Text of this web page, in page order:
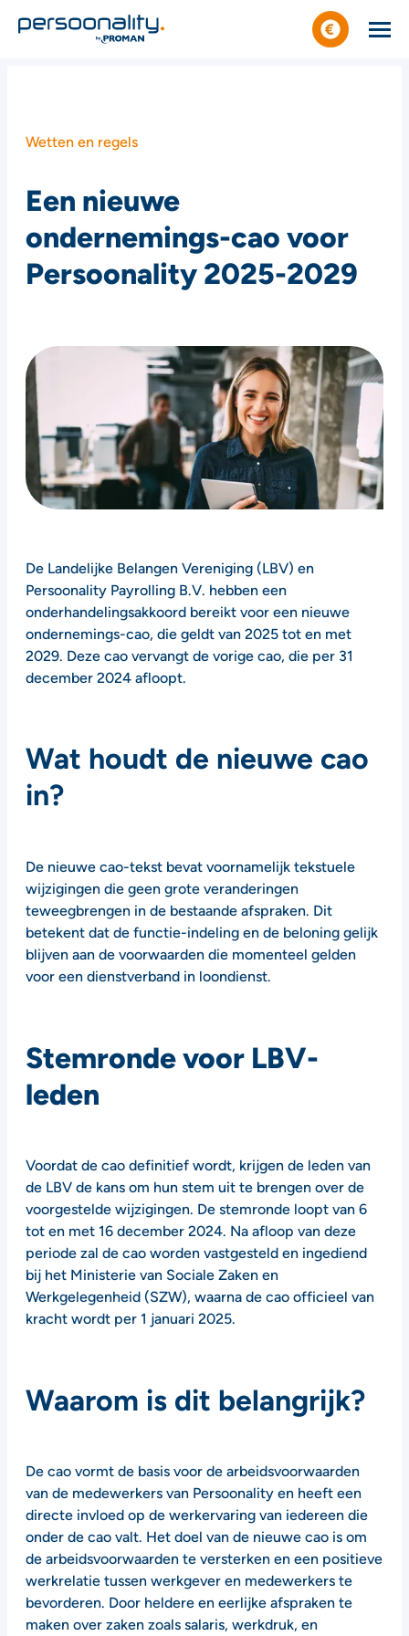
Wetten en regels
Een nieuwe
ondernemings-cao voor
Persoonality 2025-2029
De Landelijke Belangen Vereniging (LBV) en
Persoonality Payrolling B.V. hebben een
onderhandelingsakkoord bereikt voor een nieuwe
ondernemings-cao, die geldt van 2025 tot en met
2029. Deze cao vervangt de vorige cao, die per 31
december 2024 afloopt.
Wat houdt de nieuwe cao
in?
De nieuwe cao-tekst bevat voornamelijk tekstuele
wijzigingen die geen grote veranderingen
teweegbrengen in de bestaande afspraken. Dit
betekent dat de functie-indeling en de beloning gelijk
blijven aan de voorwaarden die momenteel gelden
voor een dienstverband in loondienst.
Stemronde voor LBV-
leden
Voordat de cao definitief wordt, krijgen de leden van
de LBV de kans om hun stem uit te brengen over de
voorgestelde wijzigingen. De stemronde loopt van 6
tot en met 16 december 2024. Na afloop van deze
periode zal de cao worden vastgesteld en ingediend
bij het Ministerie van Sociale Zaken en
Werkgelegenheid (SZW), waarna de cao officieel van
kracht wordt per 1 januari 2025.
Waarom is dit belangrijk?
De cao vormt de basis voor de arbeidsvoorwaarden
van de medewerkers van Persoonality en heeft een
directe invloed op de werkervaring van iedereen die
onder de cao valt. Het doel van de nieuwe cao is om
de arbeidsvoorwaarden te versterken en een positieve
werkrelatie tussen werkgever en medewerkers te
bevorderen. Door heldere en eerlijke afspraken te
maken over zaken zoals salaris, werkdruk, en